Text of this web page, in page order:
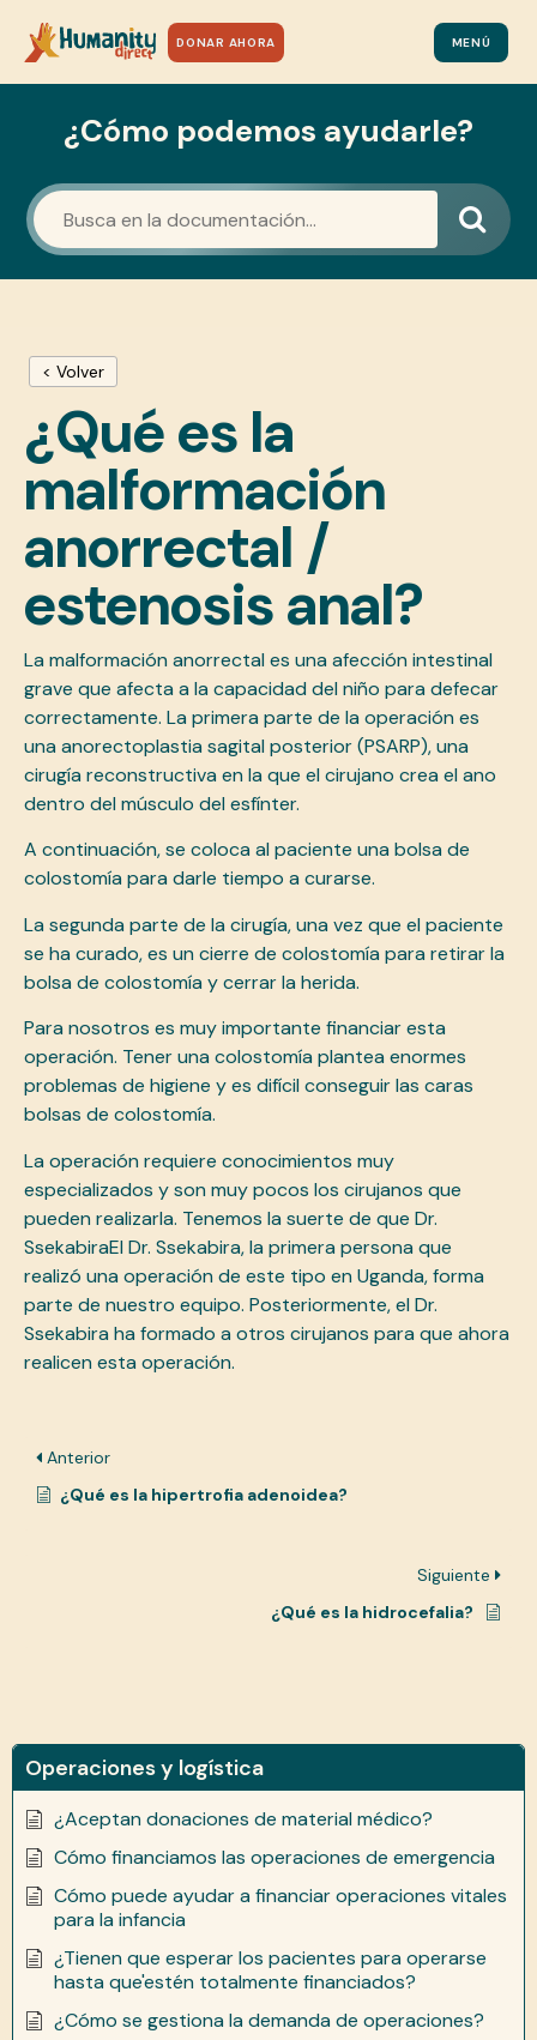
DONAR AHORA MENÚ
¿Cómo podemos ayudarle?
Operaciones y logística
¿Aceptan donaciones de material médico?
Cómo financiamos las operaciones de emergencia
Cómo puede ayudar a financiar operaciones vitales
para la infancia
¿Tienen que esperar los pacientes para operarse
hasta que'estén totalmente financiados?
¿Cómo se gestiona la demanda de operaciones?
< Volver
¿Qué es la
malformación
anorrectal /
estenosis anal?
La malformación anorrectal es una afección intestinal
grave que afecta a la capacidad del niño para defecar
correctamente. La primera parte de la operación es
una anorectoplastia sagital posterior (PSARP), una
cirugía reconstructiva en la que el cirujano crea el ano
dentro del músculo del esfínter.
A continuación, se coloca al paciente una bolsa de
colostomía para darle tiempo a curarse.
La segunda parte de la cirugía, una vez que el paciente
se ha curado, es un cierre de colostomía para retirar la
bolsa de colostomía y cerrar la herida.
Para nosotros es muy importante financiar esta
operación. Tener una colostomía plantea enormes
problemas de higiene y es difícil conseguir las caras
bolsas de colostomía.
La operación requiere conocimientos muy
especializados y son muy pocos los cirujanos que
pueden realizarla. Tenemos la suerte de que Dr.
SsekabiraEl Dr. Ssekabira, la primera persona que
realizó una operación de este tipo en Uganda, forma
parte de nuestro equipo. Posteriormente, el Dr.
Ssekabira ha formado a otros cirujanos para que ahora
realicen esta operación.
Anterior
¿Qué es la hipertrofia adenoidea?
Siguiente
¿Qué es la hidrocefalia?